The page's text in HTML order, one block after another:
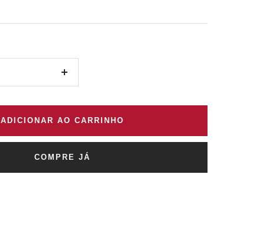
Aumentar
ADICIONAR AO CARRINHO
COMPRE JÁ